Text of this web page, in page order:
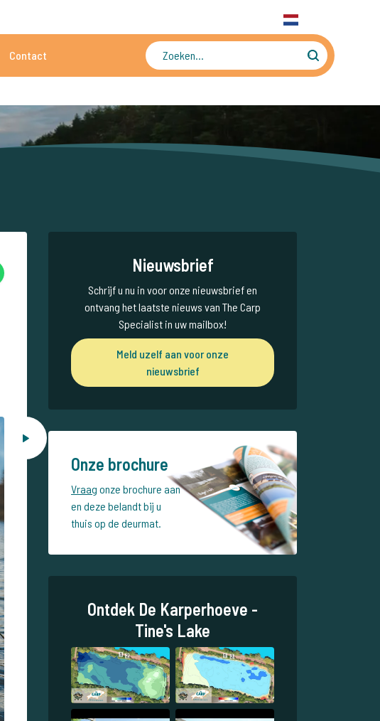
Contact
Nieuwsbrief
Schrijf u nu in voor onze nieuwsbrief en
ontvang het laatste nieuws van The Carp
Specialist in uw mailbox!
Meld uzelf aan voor onze
nieuwsbrief
Onze brochure
Vraag onze brochure aan
en deze belandt bij u
thuis op de deurmat.
Ontdek De Karperhoeve -
Tine's Lake